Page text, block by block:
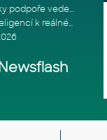
Udržujte vaše týmy produktivní díky podpoře vedené odborníky
Od experimentování s umělou inteligencí k reálnému dopadu na podniká